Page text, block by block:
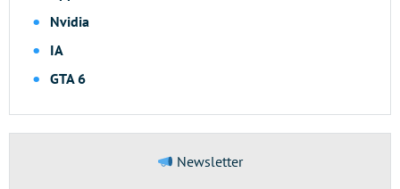
Nvidia
IA
GTA 6
Newsletter